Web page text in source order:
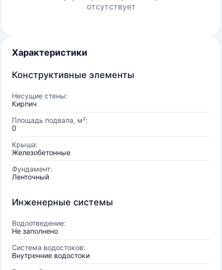
отсутствует
Характеристики
Конструктивные элементы
Несущие стены:
Кирпич
Площадь подвала, м²:
0
Крыша:
Железобетонные
Фундамент:
Ленточный
Инженерные системы
Водоотведение:
Не заполнено
Система водостоков:
Внутренние водостоки